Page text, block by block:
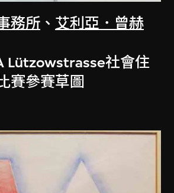
務所 、 艾利亞．曾赫
Lützowstrasse社會住
賽參賽草圖